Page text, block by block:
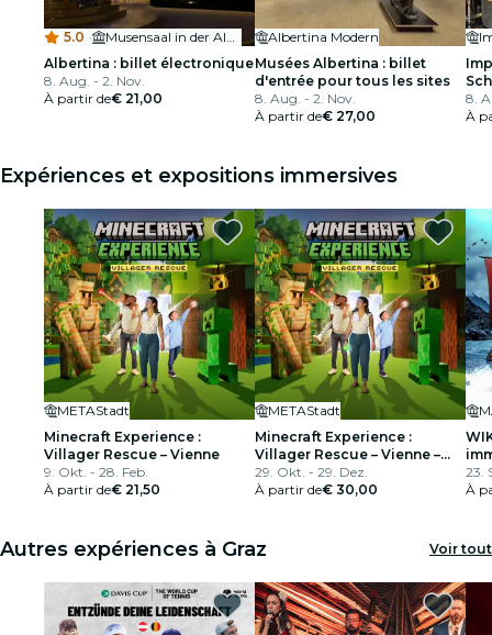
5.0 ·
Musensaal in der Albertina
Albertina : billet électronique
8. Aug. - 2. Nov.
À partir de€ 21,00
Albertina Modern
Musées Albertina : billet
d'entrée pour tous les sites
8. Aug. - 2. Nov.
À partir de€ 27,00
8.
À
Expériences et expositions immersives
METAStadt
Minecraft Experience :
Villager Rescue – Vienne
9. Okt. - 28. Feb.
À partir de€ 21,50
METAStadt
Minecraft Experience :
Villager Rescue – Vienne –
Relaxed Sessions
29. Okt. - 29. Dez.
À partir de€ 30,00
23.
À
Autres expériences à Graz Voir tout